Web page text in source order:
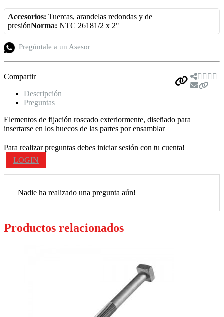
Accesorios: Tuercas, arandelas redondas y de
presiónNorma: NTC 26181/2 x 2"
Pregúntale a un Asesor
Compartir
Descripción
Preguntas
Elementos de fijación roscado exteriormente, diseñado para
insertarse en los huecos de las partes por ensamblar
Para realizar preguntas debes iniciar sesión con tu cuenta!
LOGIN
Nadie ha realizado una pregunta aún!
Productos relacionados